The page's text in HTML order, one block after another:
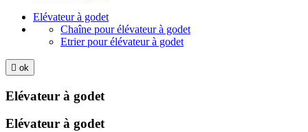
Elévateur à godet
Chaîne pour élévateur à godet
Etrier pour élévateur à godet
 ok
Elévateur à godet
Elévateur à godet